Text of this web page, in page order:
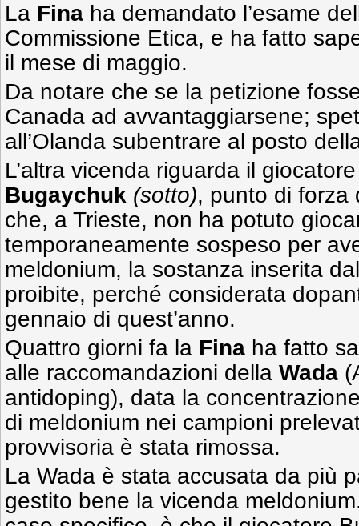
La Fina ha demandato l’esame
Commissione Etica, e ha fatto
il mese di maggio.
Da notare che se la petizione
Canada ad avvantaggiarsene;
all’Olanda subentrare al posto
L’altra vicenda riguarda il
Bugaychuk (sotto), punto di forza
che, a Trieste, non ha potuto
temporaneamente sospeso per
meldonium, la sostanza inserita
proibite, perché considerata
gennaio di quest’anno.
Quattro giorni fa la Fina ha fatto
alle raccomandazioni della Wada
antidoping), data la
di meldonium nei campioni
provvisoria è stata rimossa.
La Wada è stata accusata da più
gestito bene la vicenda